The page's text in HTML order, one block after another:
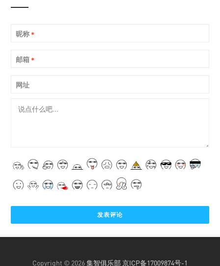
昵称 *
邮箱 *
网址
Copyright © 2026集智俱乐部 京ICP备17009874号-1